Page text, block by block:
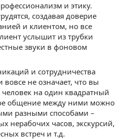
и этику.
создавая доверие
и клиентом, но все
услышит из трубки
звуки в фоновом
и сотрудничества
не означает, что вы
на один квадратный
общение между ними можно
разными способами –
нерабочих часов, экскурсий,
встреч и т.д.